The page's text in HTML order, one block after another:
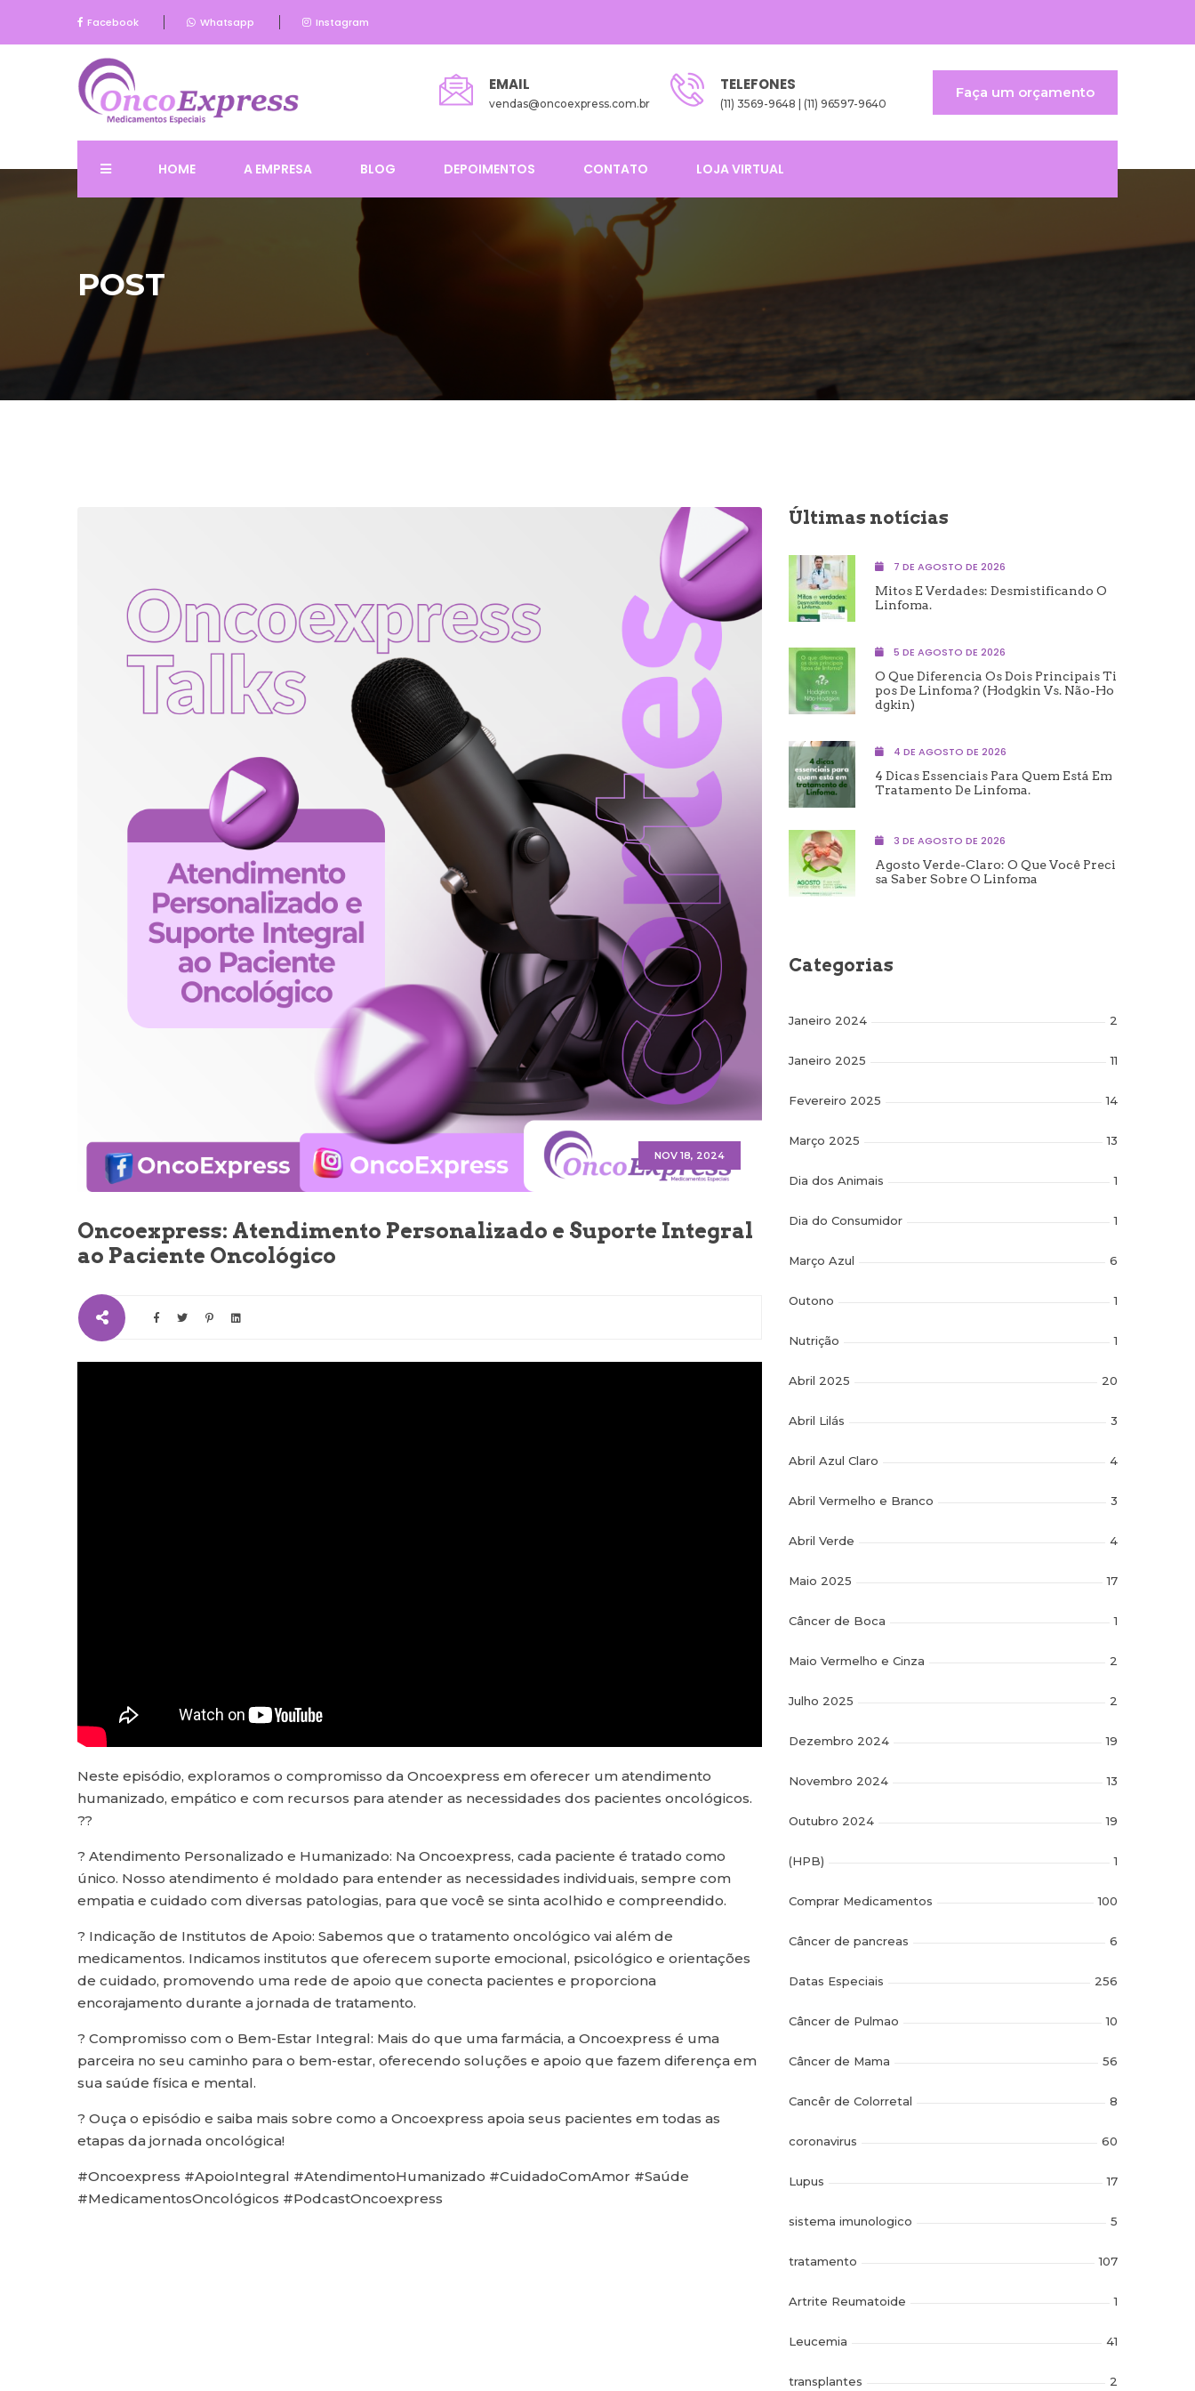
Facebook Whatsapp Instagram
EMAIL
vendas@oncoexpress.com.br
TELEFONES
(11) 3569-9648 | (11) 96597-9640
Faça um orçamento
HOME A EMPRESA BLOG DEPOIMENTOS CONTATO LOJA VIRTUAL
POST
NOV 18, 2024
Oncoexpress: Atendimento Personalizado e Suporte Integral
ao Paciente Oncológico
Neste episódio, exploramos o compromisso da Oncoexpress em oferecer um atendimento
humanizado, empático e com recursos para atender as necessidades dos pacientes oncológicos.
??
? Atendimento Personalizado e Humanizado: Na Oncoexpress, cada paciente é tratado como
único. Nosso atendimento é moldado para entender as necessidades individuais, sempre com
empatia e cuidado com diversas patologias, para que você se sinta acolhido e compreendido.
? Indicação de Institutos de Apoio: Sabemos que o tratamento oncológico vai além de
medicamentos. Indicamos institutos que oferecem suporte emocional, psicológico e orientações
de cuidado, promovendo uma rede de apoio que conecta pacientes e proporciona
encorajamento durante a jornada de tratamento.
? Compromisso com o Bem-Estar Integral: Mais do que uma farmácia, a Oncoexpress é uma
parceira no seu caminho para o bem-estar, oferecendo soluções e apoio que fazem diferença em
sua saúde física e mental.
? Ouça o episódio e saiba mais sobre como a Oncoexpress apoia seus pacientes em todas as
etapas da jornada oncológica!
#Oncoexpress #ApoioIntegral #AtendimentoHumanizado #CuidadoComAmor #Saúde
#MedicamentosOncológicos #PodcastOncoexpress
Últimas notícias
7 DE AGOSTO DE 2026
Mitos E Verdades: Desmistificando O
Linfoma.
5 DE AGOSTO DE 2026
O Que Diferencia Os Dois Principais Ti
Pos De Linfoma? (Hodgkin Vs. Não-Ho
Dgkin)
4 DE AGOSTO DE 2026
4 Dicas Essenciais Para Quem Está Em
Tratamento De Linfoma.
3 DE AGOSTO DE 2026
Agosto Verde-Claro: O Que Você Preci
Sa Saber Sobre O Linfoma
Categorias
Janeiro 2024 2
Janeiro 2025 11
Fevereiro 2025 14
Março 2025 13
Dia dos Animais 1
Dia do Consumidor 1
Março Azul 6
Outono 1
Nutrição 1
Abril 2025 20
Abril Lilás 3
Abril Azul Claro 4
Abril Vermelho e Branco 3
Abril Verde 4
Maio 2025 17
Câncer de Boca 1
Maio Vermelho e Cinza 2
Julho 2025 2
Dezembro 2024 19
Novembro 2024 13
Outubro 2024 19
(HPB) 1
Comprar Medicamentos 100
Câncer de pancreas 6
Datas Especiais 256
Câncer de Pulmao 10
Câncer de Mama 56
Cancêr de Colorretal 8
coronavirus 60
Lupus 17
sistema imunologico 5
tratamento 107
Artrite Reumatoide 1
Leucemia 41
transplantes 2